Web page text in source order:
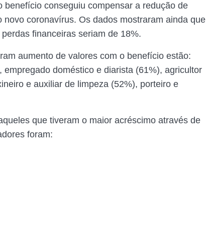
benefício conseguiu compensar a redução de
novo coronavírus. Os dados mostraram ainda que
perdas financeiras seriam de 18%.
aumento de valores com o benefício estão:
doméstico e diarista (61%), agricultor
e auxiliar de limpeza (52%), porteiro e
que tiveram o maior acréscimo através de
foram: